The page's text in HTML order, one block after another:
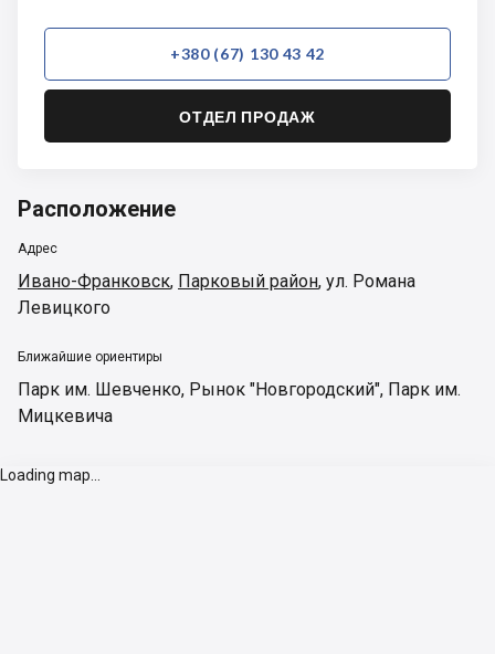
+380 (67) 130 43 42
ОТДЕЛ ПРОДАЖ
Расположение
Адрес
Ивано-Франковск, Парковый район, ул. Романа
Левицкого
Ближайшие ориентиры
Парк им. Шевченко, Рынок "Новгородский", Парк им.
Мицкевича
Loading map...